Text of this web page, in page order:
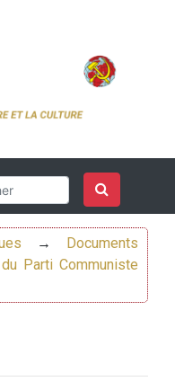
→
Documents
Parti Communiste